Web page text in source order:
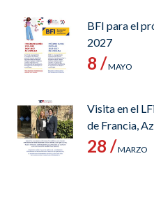
BFI para el
2027
8 /MAYO
Visita en el
de Francia,
28 /MARZO